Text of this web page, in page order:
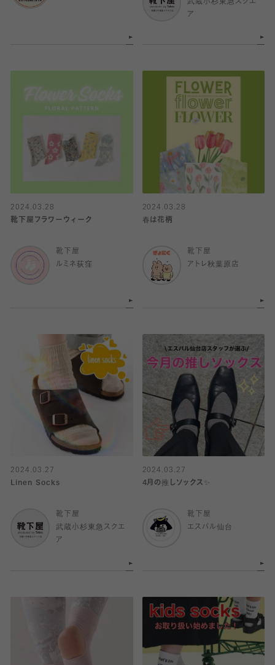
武蔵小杉東急スクエ
ア
2024.03.28
靴下屋フラワーウィーク
靴下屋
ルミネ荻窪
2024.03.28
春は花柄
靴下屋
アトレ秋葉原店
2024.03.27
Linen Socks
靴下屋
武蔵小杉東急スクエ
ア
2024.03.27
4月の推しソックス✨
靴下屋
エスパル仙台